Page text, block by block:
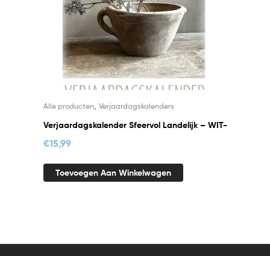
Alle producten Verjaardagskalenders
Verjaardagskalender Sfeervol Landelijk – WIT-
€15,99
Toevoegen Aan Winkelwagen